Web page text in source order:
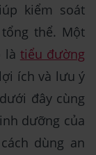
kiểm soát
thể. Một
là tiểu đường
ích và lưu ý
đây cùng
dưỡng của
dùng an